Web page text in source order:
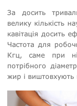
За досить
велику кількість
кавітація досить
Частота для
Кгц, саме при
потрібного
жир і виштовхують